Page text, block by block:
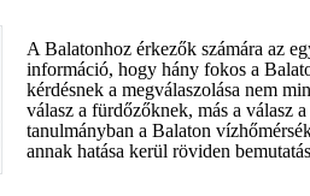
A Balatonhoz érkezők számára az
információ, hogy hány fokos a
kérdésnek a megválaszolása nem
válasz a fürdőzőknek, más a válasz
tanulmányban a Balaton
annak hatása kerül röviden